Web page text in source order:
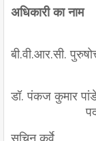
अधिकारी का नाम
बी.वी.आर.सी.
सचिव,
डॉ. पंकज कुमार
पदभार
सचिन कुर्वे